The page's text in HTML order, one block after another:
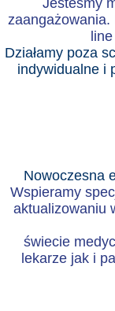
Działamy poza
indywidualne i
Nowoczesna
Wspieramy
aktualizowaniu
świecie
lekarze jak i